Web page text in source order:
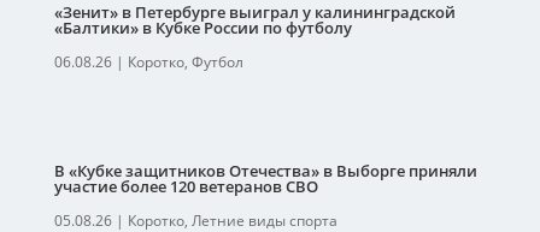
«Зенит» в Петербурге выиграл у калининградской
«Балтики» в Кубке России по футболу
06.08.26| Коротко, Футбол
В «Кубке защитников Отечества» в Выборге приняли
участие более 120 ветеранов СВО
05.08.26| Коротко, Летние виды спорта